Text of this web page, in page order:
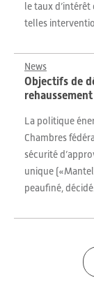
le taux
telles
News
Objectifs de
La politique
Chambres
sécurité
unique
peaufiné,